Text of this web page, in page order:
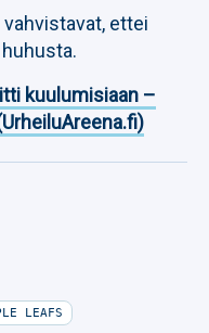
ettei
kuulumisiaan –
LEAFS